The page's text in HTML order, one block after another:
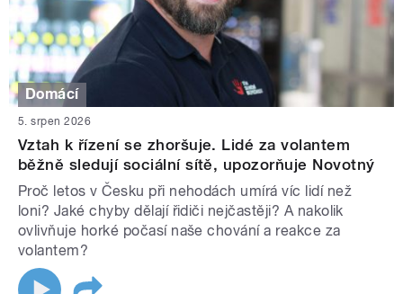
Domácí
5. srpen 2026
Vztah k řízení se zhoršuje. Lidé za volantem
běžně sledují sociální sítě, upozorňuje Novotný
Proč letos v Česku při nehodách umírá víc lidí než
loni? Jaké chyby dělají řidiči nejčastěji? A nakolik
ovlivňuje horké počasí naše chování a reakce za
volantem?